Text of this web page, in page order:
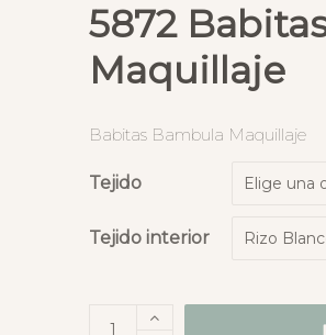
5872
Maquillaje
Babitas Bambula Maquillaje
Tejido
Tejido interior